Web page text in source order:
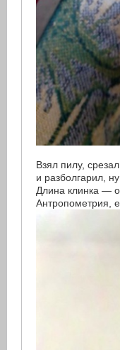
Взял пилу,
и разболгарил,
Длина клинка —
Антропометрия,